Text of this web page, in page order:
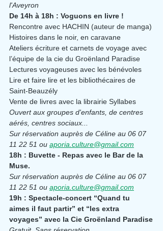
l'Aveyron
De 14h à 18h : Voguons en livre !
Rencontre avec HACHIN (auteur de manga)
Histoires dans le noir, en caravane
Ateliers écriture et carnets de voyage avec
l’équipe de la cie du Groënland Paradise
Lectures voyageuses avec les bénévoles
Lire et faire lire et les bibliothécaires de
Saint-Beauzély
Vente de livres avec la librairie Syllabes
Ouvert aux groupes d'enfants, de centres
aérés, centres sociaux...
Sur réservation auprès de Céline au 06 07
11 22 51 ou aporia.culture@gmail.com
18h : Buvette - Repas avec le Bar de la
Muse.
Sur réservation auprès de Céline au 06 07
11 22 51 ou aporia.culture@gmail.com
19h : Spectacle-concert “Quand tu
aimes il faut partir” et “les extra
voyages” avec la Cie Groënland Paradise